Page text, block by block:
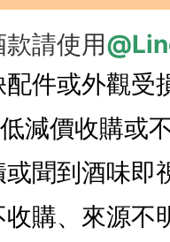
請使用
件或外觀受
減價收購或
聞到酒味即
購、來源不